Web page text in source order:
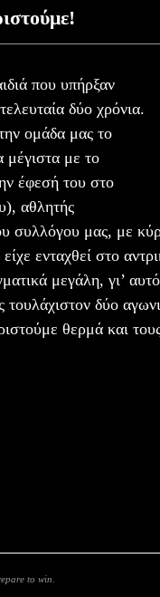
που υπήρξαν
δύο χρόνια.
ομάδα μας το
μέγιστα με το
έφεσή του στο
αθλητής
συλλόγου μας, με
ενταχθεί στο
μεγάλη, γι’
δύο
θερμά και
to win.